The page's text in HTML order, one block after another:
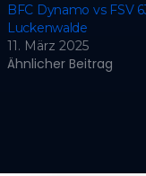
BFC Dynamo vs FSV
Luckenwalde
11. März 2025
Ähnlicher Beitrag